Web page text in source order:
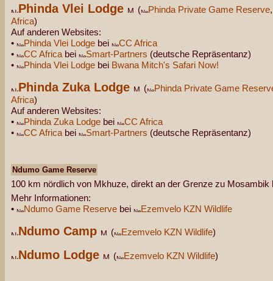
Phinda Vlei Lodge ( Phinda Private Game Reserve
Africa)
Auf anderen Websites:
•
Phinda Vlei Lodge bei
CC Africa
•
CC Africa bei Smart-Partners (deutsche Repräsentanz)
•
Phinda Vlei Lodge bei Bwana Mitch's Safari Now!
Phinda Zuka Lodge (
Phinda Private Game
Africa)
Auf anderen Websites:
•
Phinda Zuka Lodge bei
CC Africa
•
CC Africa bei Smart-Partners (deutsche Repräsentanz)
Ndumo Game Reserve
100 km nördlich von Mkhuze, direkt an der Grenze zu Mosambik
Mehr Informationen:
•
Ndumo Game Reserve bei Ezemvelo KZN Wildlife
Ndumo Camp ( Ezemvelo KZN Wildlife)
Ndumo Lodge ( Ezemvelo KZN Wildlife)